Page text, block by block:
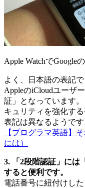
Apple WatchでGoogle
よく、日本語の表記
AppleのiCloudユーザ
証」となっています
キュリティを強化す
表記は異なるようで
【プログラマ英語】
には）
3. 「2段階認証」には
すると便利です。
電話番号に紐付けし